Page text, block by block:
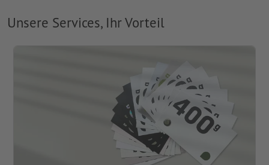
Unsere Services, Ihr Vorteil